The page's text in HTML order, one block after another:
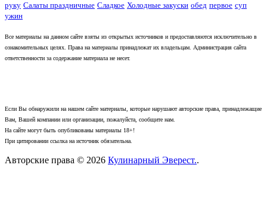
руку Салаты праздничные Сладкое Холодные закуски обед первое суп
ужин
Все материалы на данном сайте взяты из открытых источников и предоставляются исключительно в
ознакомительных целях. Права на материалы принадлежат их владельцам. Администрация сайта
ответственности за содержание материала не несет.
Если Вы обнаружили на нашем сайте материалы, которые нарушают авторские права, принадлежащие
Вам, Вашей компании или организации, пожалуйста, сообщите нам.
На сайте могут быть опубликованы материалы 18+!
При цитировании ссылка на источник обязательна.
Авторские права © 2026 Кулинарный Эверест..